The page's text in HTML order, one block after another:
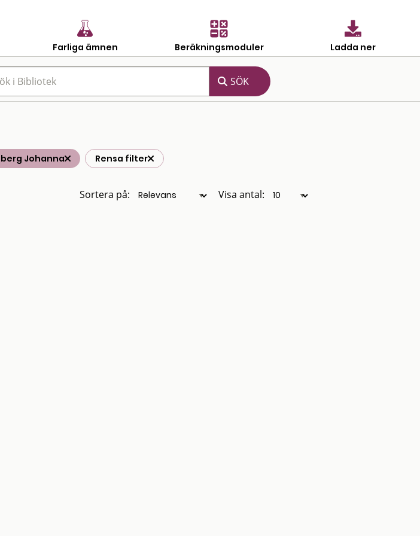
Farliga ämnen Beräkningsmoduler Ladda ner
Johanna Rensa filter
Sortera på: Visa antal: